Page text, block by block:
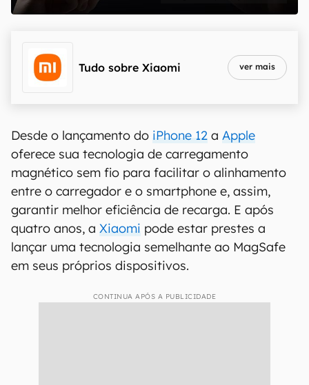
Tudo sobre Xiaomi ver mais
Desde o lançamento do iPhone 12 a Apple
oferece sua tecnologia de carregamento
magnético sem fio para facilitar o alinhamento
entre o carregador e o smartphone e, assim,
garantir melhor eficiência de recarga. E após
quatro anos, a Xiaomi pode estar prestes a
lançar uma tecnologia semelhante ao MagSafe
em seus próprios dispositivos.
CONTINUA APÓS A PUBLICIDADE